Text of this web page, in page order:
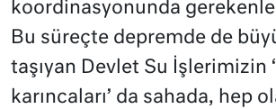
koordinasyonunda
Bu süreçte depremde de
taşıyan Devlet Su İşlerimizin
karıncaları’ da sahada, hep